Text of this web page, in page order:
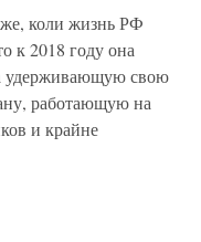
коли жизнь РФ
к 2018 году она
удерживающую свою
работающую на
и крайне